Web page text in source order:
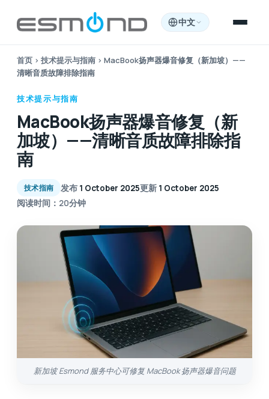
中文
首页 › 技术提示与指南 › MacBook扬声器爆音修复（新加坡）——
清晰音质故障排除指南
技术提示与指南
MacBook扬声器爆音修复（新
加坡）——清晰音质故障排除指
南
技术指南 发布 1 October 2025更新 1 October 2025
阅读时间：20分钟
新加坡 Esmond 服务中心可修复 MacBook 扬声器爆音问题